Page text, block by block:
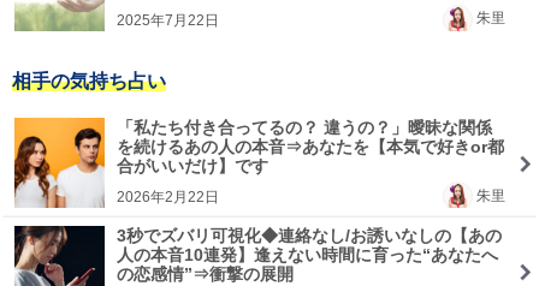
朱里
2025年7月22日
相手の気持ち占い
「私たち付き合ってるの？ 違うの？」曖昧な関係
を続けるあの人の本音⇒あなたを【本気で好きor都
合がいいだけ】です
朱里
2026年2月22日
3秒でズバリ可視化◆連絡なし/お誘いなしの【あの
人の本音10連発】逢えない時間に育った“あなたへ
の恋感情”⇒衝撃の展開